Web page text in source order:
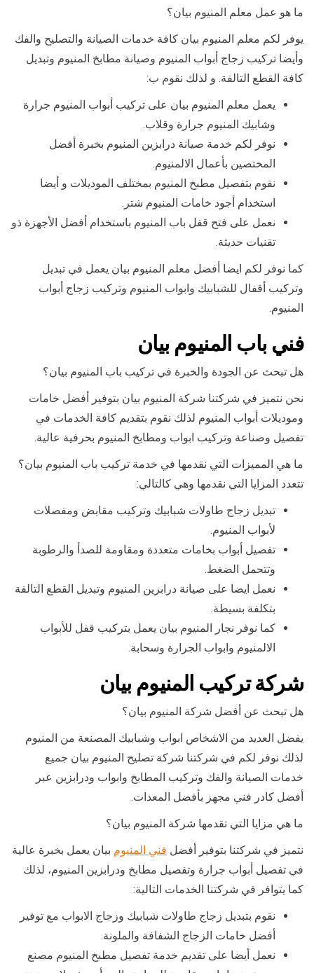
ما هو عمل معلم المنيوم بيان؟
يوفر لكم معلم المنيوم بيان كافة خدمات الصيانة والتصليح والفك
وأيضا تركيب زجاج أبواب المنيوم وصيانة مطابخ المنيوم وتبديل
كافة القطع التالفة. و لذلك نقوم ب:
يعمل معلم المنيوم بيان على تركيب أبواب المنيوم جرارة
وشابيك المنيوم جرارة وقلاب.
نوفر لكم خدمة صيانة درابزين المنيوم بخبرة أفضل
المختصين بأعمال الالمنيوم.
نقوم بتفصيل مطبخ المنيوم بمختلف الموديلات و أيضا
استخدام أجود خامات المنيوم شتر.
نعمل على فتح قفل باب المنيوم باستخدام أفضل الأجهزة ذو
تقنيات حديثة.
كما نوفر لكم ايضا أفضل معلم المنيوم بيان يعمل في تبديل
وتركيب أقفال للشبابيك وابواب المنيوم وتركيب زجاج أبواب
المنيوم.
فني باب المنيوم بيان
هل تبحث عن الجودة والخبرة في تركيب باب المنيوم بيان؟
نحن نتميز في شركتنا شركة المنيوم بيان بتوفير أفضل خامات
وموديلات أبواب المنيوم لذلك نقوم بتقديم كافة الخدمات في
تفصيل وصناعة وتركيب ابواب ومطابخ المنيوم بحرفية عالية.
ما هي المميزات التي نقدمها في خدمة تركيب باب المنيوم بيان؟
تتعدد المزايا التي نقدمها وهي كالتالي:
تبديل زجاج طاولات شبابيك وتركيب مقابض ومفصلات
لأبواب المنيوم.
تفصيل أبواب بخامات متعددة ومقاومة للصدأ والرطوبة
وتتحمل الضغط.
نعمل ايضا على صيانة درابزين المنيوم وتبديل القطع التالفة
بتكلفة بسيطة.
كما نوفر نجار المنيوم بيان يعمل بتركيب قفل للأبواب
الالمنيوم وابواب الجرارة وسحابة.
شركة تركيب المنيوم بيان
هل تبحث عن أفضل شركة المنيوم بيان؟
يفضل العديد من الاشخاص ابواب وشبابيك المصنعة من المنيوم
لذلك نوفر لكم في شركتنا شركة تصليح المنيوم بيان جميع
خدمات الصيانة والفك وتركيب المطابخ وابواب ودرابزين عبر
أفضل كادر فني مجهز بأفضل المعدات.
ما هي مزايا التي تقدمها شركة المنيوم بيان؟
نتميز في شركتنا بتوفير أفضل فني المنيوم بيان يعمل بخبرة عالية
في تفصيل أبواب جرارة وتفصيل مطابخ ودرابزين المنيوم، لذلك
كما يتوافر في شركتنا الخدمات التالية:
نقوم بتبديل زجاج طاولات شبابيك وزجاج الابواب مع توفير
أفضل خامات الزجاج الشفافة والملونة.
نعمل أيضا على تقديم خدمة تفصيل مطبخ المنيوم مصنع